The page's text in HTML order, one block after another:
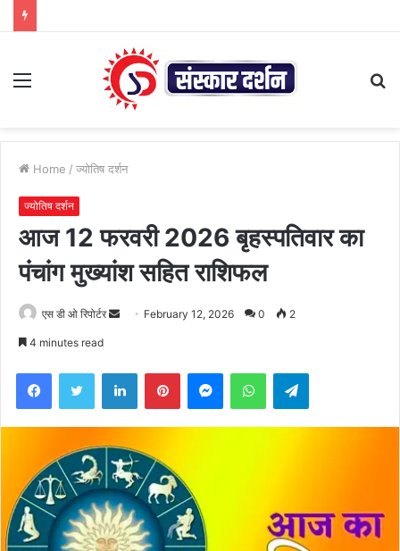
Menu
Home / ज्योतिष दर्शन
ज्योतिष दर्शन
आज 12 फरवरी 2026 बृहस्पतिवार का
पंचांग मुख्यांश सहित राशिफल
एस डी ओ रिपोर्टर
Send February 12, 2026 0 2
4 minutes read
FacebookTwitter LinkedInPinterestMessengerWhatsAppTelegram